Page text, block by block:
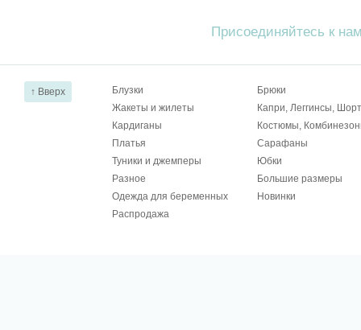
Присоединяйтесь к
↑ Вверх Блузки
Брюки
Жакеты и жилеты
Капри, Леггинсы,
Кардиганы
Костюмы,
Платья
Сарафаны
Туники и джемперы
Юбки
Разное
Большие размеры
Одежда для беременных
Новинки
Распродажа